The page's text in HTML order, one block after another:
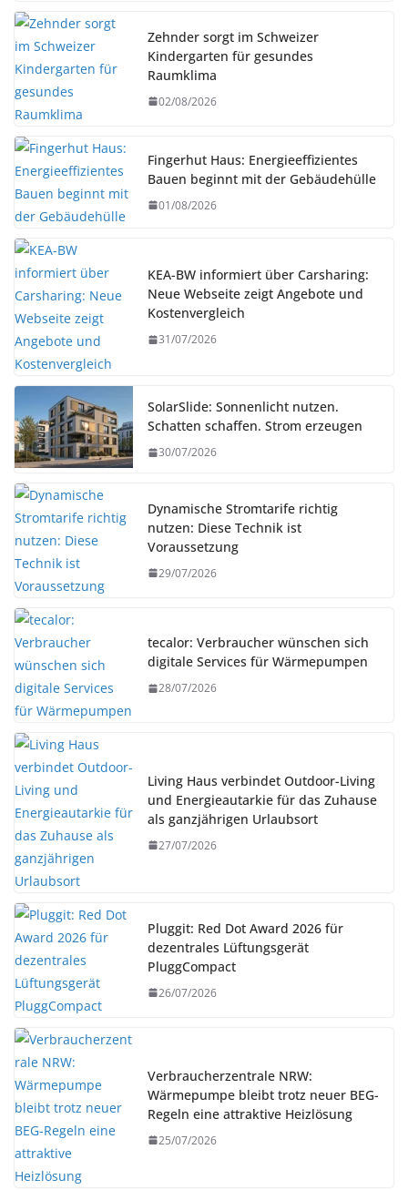
Zehnder sorgt im Schweizer
Kindergarten für gesundes
Raumklima
02/08/2026
Fingerhut Haus: Energieeffizientes
Bauen beginnt mit der Gebäudehülle
01/08/2026
KEA-BW informiert über Carsharing:
Neue Webseite zeigt Angebote und
Kostenvergleich
31/07/2026
SolarSlide: Sonnenlicht nutzen.
Schatten schaffen. Strom erzeugen
30/07/2026
Dynamische Stromtarife richtig
nutzen: Diese Technik ist
Voraussetzung
29/07/2026
tecalor: Verbraucher wünschen sich
digitale Services für Wärmepumpen
28/07/2026
Living Haus verbindet Outdoor-Living
und Energieautarkie für das Zuhause
als ganzjährigen Urlaubsort
27/07/2026
Pluggit: Red Dot Award 2026 für
dezentrales Lüftungsgerät
PluggCompact
26/07/2026
Verbraucherzentrale NRW:
Wärmepumpe bleibt trotz neuer BEG-
Regeln eine attraktive Heizlösung
25/07/2026